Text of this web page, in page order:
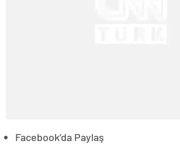
Facebook’da Paylaş